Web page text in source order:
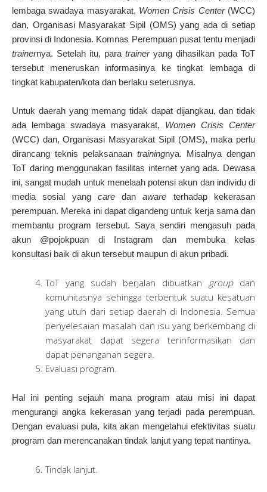
lembaga swadaya masyarakat, Women Crisis Center (WCC)
dan, Organisasi Masyarakat Sipil (OMS) yang ada di setiap
provinsi di Indonesia. Komnas Perempuan pusat tentu menjadi
trainernya. Setelah itu, para traineryang dihasilkan pada ToT
tersebut meneruskan informasinya ke tingkat lembaga di
tingkat kabupaten/kota dan berlaku seterusnya.
Untuk daerah yang memang tidak dapat dijangkau, dan tidak
ada lembaga swadaya masyarakat, Women Crisis Center
(WCC) dan, Organisasi Masyarakat Sipil (OMS), maka perlu
dirancang teknis pelaksanaan trainingnya. Misalnya dengan
ToT daring menggunakan fasilitas internet yang ada. Dewasa
ini, sangat mudah untuk menelaah potensi akun dan individu di
media sosial yang caredanaware terhadap kekerasan
perempuan. Mereka ini dapat digandeng untuk kerja sama dan
membantu program tersebut. Saya sendiri mengasuh pada
akun @pojokpuan di Instagram dan membuka kelas
konsultasi baik di akun tersebut maupun di akun pribadi.
ToT yang sudah berjalan dibuatkan groupdan
komunitasnya sehingga terbentuk suatu kesatuan
yang utuh dari setiap daerah di Indonesia. Semua
penyelesaian masalah dan isu yang berkembang di
masyarakat dapat segera terinformasikan dan
dapat penanganan segera.
Evaluasi program.
Hal ini penting sejauh mana program atau misi ini dapat
mengurangi angka kekerasan yang terjadi pada perempuan.
Dengan evaluasi pula, kita akan mengetahui efektivitas suatu
program dan merencanakan tindak lanjut yang tepat nantinya.
Tindak lanjut.